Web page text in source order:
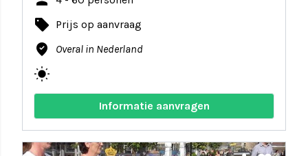
local_offer Prijs op aanvraag
where_to_vote Overal in Nederland
wb_sunny
Informatie aanvragen